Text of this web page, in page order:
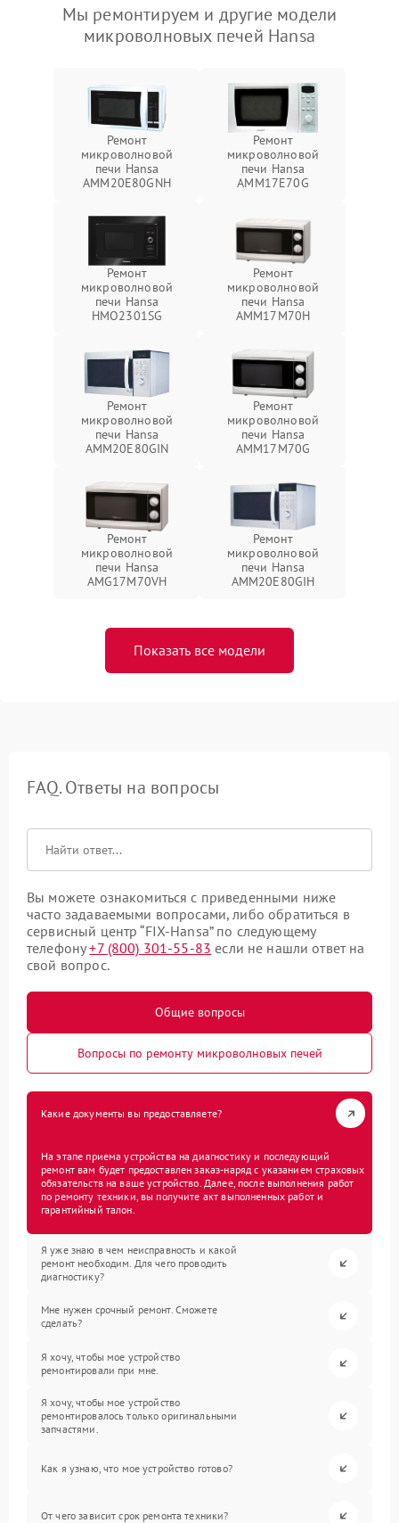
Мы ремонтируем и другие модели
микроволновых печей Hansa
Ремонт
микроволновой
печи Hansa
AMM20E80GNH
Ремонт
микроволновой
печи Hansa
AMM17E70G
Ремонт
микроволновой
печи Hansa
HMO2301SG
Ремонт
микроволновой
печи Hansa
AMM17M70H
Ремонт
микроволновой
печи Hansa
AMM20E80GIN
Ремонт
микроволновой
печи Hansa
AMM17M70G
Ремонт
микроволновой
печи Hansa
AMG17M70VH
Ремонт
микроволновой
печи Hansa
AMM20E80GIH
Показать все модели
FAQ. Ответы на вопросы
Вы можете ознакомиться с приведенными ниже
часто задаваемыми вопросами, либо обратиться в
сервисный центр “FIX-Hansa” по следующему
телефону+7 (800) 301-55-83 если не нашли ответ на
свой вопрос.
Общие вопросы
Вопросы по ремонту микроволновых печей
Какие документы вы предоставляете?
На этапе приема устройства на диагностику и последующий
ремонт вам будет предоставлен заказ-наряд с указанием страховых
обязательств на ваше устройство. Далее, после выполнения работ
по ремонту техники, вы получите акт выполненных работ и
гарантийный талон.
Я уже знаю в чем неисправность и какой
ремонт необходим. Для чего проводить
диагностику?
Мне нужен срочный ремонт. Сможете
сделать?
Я хочу, чтобы мое устройство
ремонтировали при мне.
Я хочу, чтобы мое устройство
ремонтировалось только оригинальными
запчастями.
Как я узнаю, что мое устройство готово?
От чего зависит срок ремонта техники?